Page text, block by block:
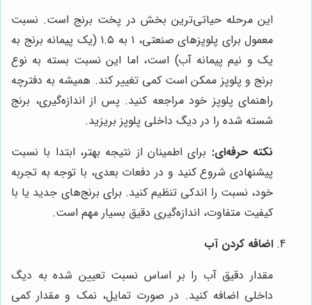
این مرحله حیاتی‌ترین بخش در پخت برنج است. نسبت
معمول برای پلوپزهای صنعتی، ۱ به ۱.۵ (یک پیمانه برنج به
یک و نیم پیمانه آب) است، اما این نسبت بسته به نوع
برنج و پلوپز ممکن است کمی تغییر کند. همیشه به دفترچه
راهنمای پلوپز خود مراجعه کنید. پس از اندازه‌گیری، برنج
شسته شده را در دیگ داخلی پلوپز بریزید.
نکته حرفه‌ای: برای اطمینان از نتیجه بهتر، ابتدا با نسبت
پیشنهادی شروع کنید و در دفعات بعدی، با توجه به تجربه
خود، نسبت را اندکی تنظیم کنید. برای برنج‌های جدید یا با
کیفیت متفاوت، اندازه‌گیری دقیق بسیار مهم است.
اضافه کردن آب
مقدار دقیق آب را بر اساس نسبت تعیین شده به دیگ
داخلی اضافه کنید. در صورت تمایل، نمک و مقدار کمی